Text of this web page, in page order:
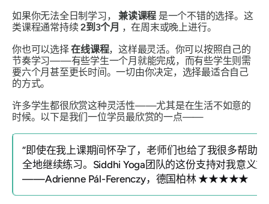
如果你无法全日制学习，兼读课程 是一个不错的选择。这
类课程通常持续2到3个月 ，在周末或晚上进行。
你也可以选择在线课程，这样最灵活。你可以按照自己的
节奏学习——有些学生一个月就能完成，而有些学生则需
要六个月甚至更长时间。一切由你决定，选择最适合自己
的方式。
许多学生都很欣赏这种灵活性——尤其是在生活不如意的
时候。以下是我们一位学员最欣赏的一点——
“即使在我上课期间怀孕了，老师们也给了我很多帮助
全地继续练习。Siddhi Yoga团队的这份支持对我意义重
——Adrienne Pál-Ferenczy，德国柏林 ★★★★★